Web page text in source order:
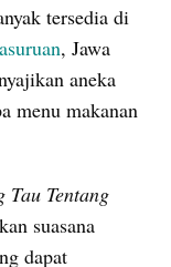
tersedia di
, Jawa
aneka
menu makanan
Tau Tentang
suasana
dapat